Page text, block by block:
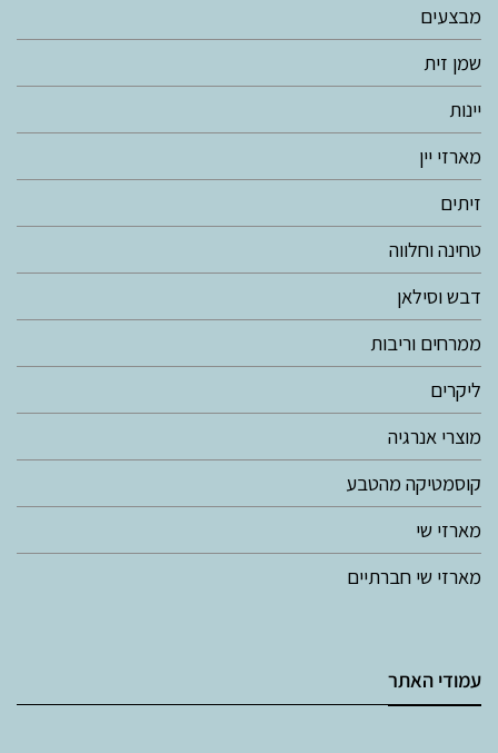
מבצעים
שמן זית
יינות
מארזי יין
זיתים
טחינה וחלווה
דבש וסילאן
ממרחים וריבות
ליקרים
מוצרי אנרגיה
קוסמטיקה מהטבע
מארזי שי
מארזי שי חברתיים
עמודי האתר